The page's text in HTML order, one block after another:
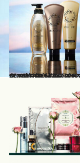
2015.10.10
【2015年 秋の最新ヘアケア7選】ダメージケアして冬の乾燥に備える！
ビューティ＆ヘルス